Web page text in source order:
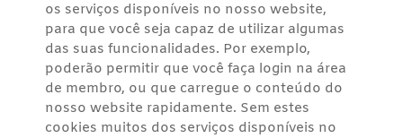
os serviços disponíveis no nosso website,
para que você seja capaz de utilizar algumas
das suas funcionalidades. Por exemplo,
poderão permitir que você faça login na área
de membro, ou que carregue o conteúdo do
nosso website rapidamente. Sem estes
cookies muitos dos serviços disponíveis no